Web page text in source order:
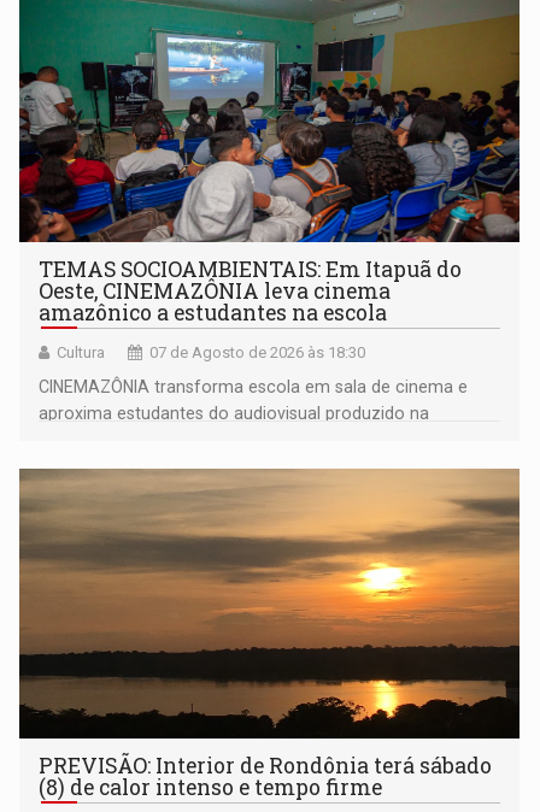
TEMAS SOCIOAMBIENTAIS: Em Itapuã do
Oeste, CINEMAZÔNIA leva cinema
amazônico a estudantes na escola
Cultura 07 de Agosto de 2026 às 18:30
CINEMAZÔNIA transforma escola em sala de cinema e
aproxima estudantes do audiovisual produzido na
PREVISÃO: Interior de Rondônia terá sábado
(8) de calor intenso e tempo firme